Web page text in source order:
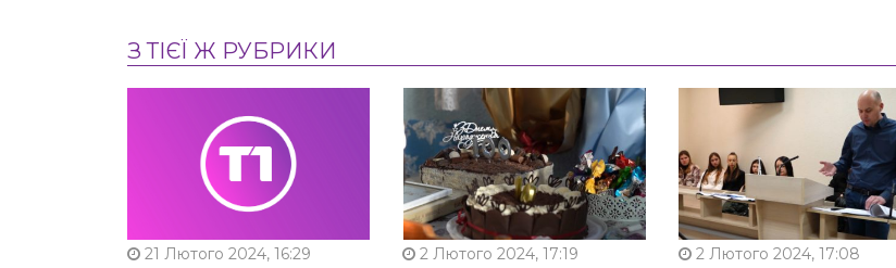
З ТІЄЇ Ж РУБРИКИ
21 Лютого 2024, 16:29
2 Лютого 2024, 17:19
2 Лютого 2024, 17:08